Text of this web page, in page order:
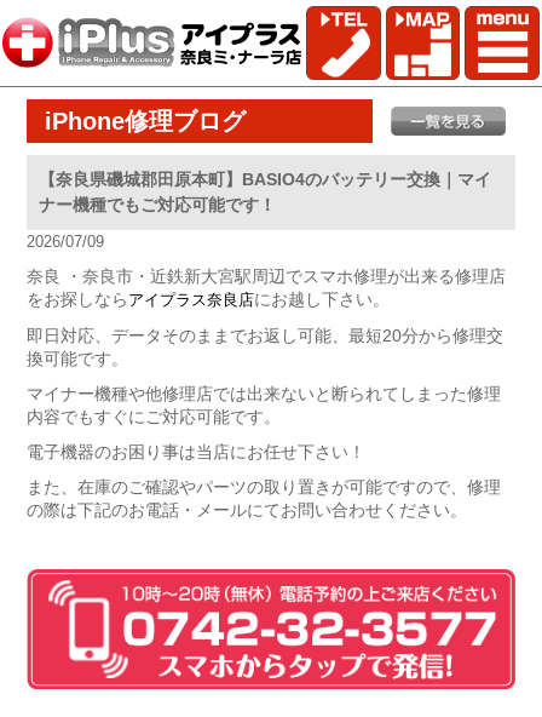
iPhone修理ブログ
【奈良県磯城郡田原本町】BASIO4のバッテリー交換｜マイ
ナー機種でもご対応可能です！
2026/07/09
奈良 ・奈良市・近鉄新大宮駅周辺でスマホ修理が出来る修理店
をお探しなら アイプラス奈良店にお越し下さい。
即日対応、データそのままでお返し可能、最短20分から修理交
換可能です。
マイナー機種や他修理店では出来ないと断られてしまった修理
内容でもすぐにご対応可能です。
電子機器のお困り事は当店にお任せ下さい！
また、在庫のご確認やパーツの取り置きが可能ですので、修理
の際は下記のお電話・メールにてお問い合わせください。